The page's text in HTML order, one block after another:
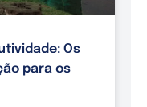
Os
para os